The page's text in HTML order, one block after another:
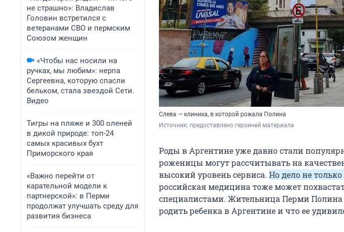
не страшно»: Владислав
Головин встретился с
ветеранами СВО и пермским
Союзом женщин
«Чтобы нас носили на
ручках, мы любим»: нерпа
Сергеевна, которую спасли
бельком, стала звездой Сети.
Видео
Тигры на пляже и 300 оленей
в дикой природе: топ-24
самых красивых бухт
Приморского края
«Важно перейти от
карательной модели к
партнерской»: в Перми
продолжат улучшать среду для
развития бизнеса
Слева — клиника, в которой рожала Полина
Источник: предоставлено героиней материала
Роды в Аргентине уже давно стали
роженицы могут рассчитывать на
высокий уровень сервиса. Но дело не
российская медицина тоже может
специалистами. Жительница Перми Полина
родить ребенка в Аргентине и что ее